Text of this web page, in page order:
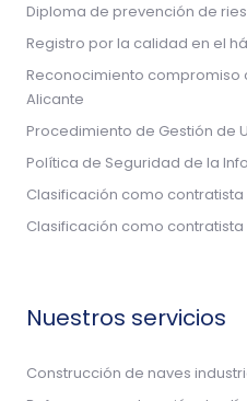
Diploma de prevención de
Registro por la calidad en el
Reconocimiento compromiso
Alicante
Procedimiento de Gestión de
Política de Seguridad de la
Clasificación como
Clasificación como
Nuestros servicios
Construcción de naves